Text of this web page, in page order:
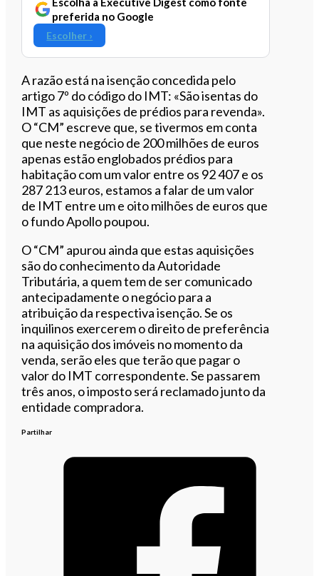
preferida no Google
Escolher ›
A razão está na isenção concedida pelo
artigo 7º do código do IMT: «São isentas do
IMT as aquisições de prédios para revenda».
O “CM” escreve que, se tivermos em conta
que neste negócio de 200 milhões de euros
apenas estão englobados prédios para
habitação com um valor entre os 92 407 e os
287 213 euros, estamos a falar de um valor
de IMT entre um e oito milhões de euros que
o fundo Apollo poupou.
O “CM” apurou ainda que estas aquisições
são do conhecimento da Autoridade
Tributária, a quem tem de ser comunicado
antecipadamente o negócio para a
atribuição da respectiva isenção. Se os
inquilinos exercerem o direito de preferência
na aquisição dos imóveis no momento da
venda, serão eles que terão que pagar o
valor do IMT correspondente. Se passarem
três anos, o imposto será reclamado junto da
entidade compradora.
Partilhar